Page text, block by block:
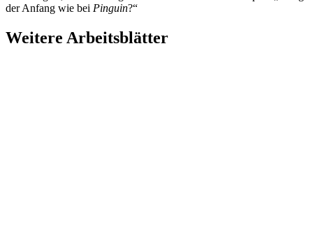
der Anfang wie bei Pinguin?“
Weitere Arbeitsblätter